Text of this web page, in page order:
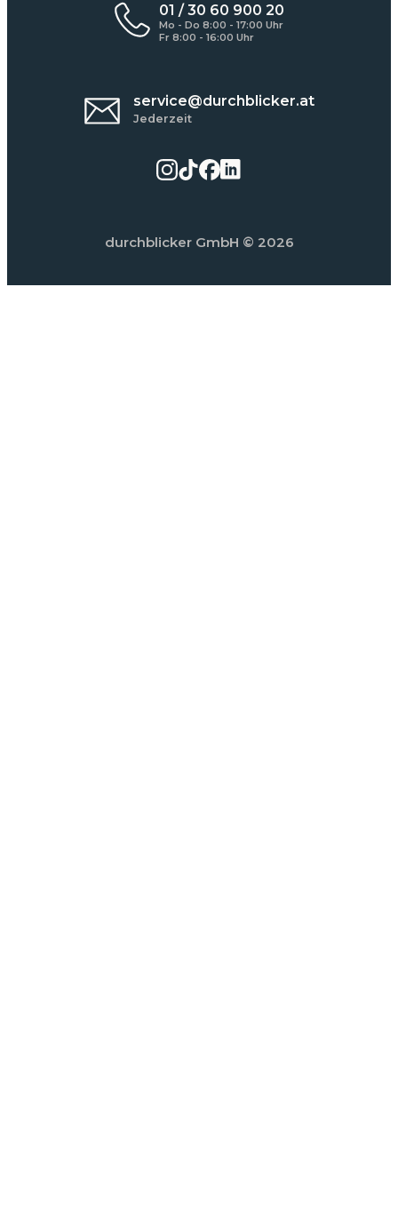
01 / 30 60 900 20
Mo - Do 8:00 - 17:00 Uhr
Fr 8:00 - 16:00 Uhr
service@durchblicker.at
Jederzeit
durchblicker GmbH © 2026